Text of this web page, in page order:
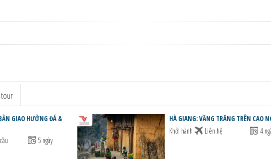
GIAO HƯỞNG ĐÁ &
5 ngày
HÀ GIANG: VẦNG TRĂNG TRÊN CAO
Khởi hành Liên hệ 4